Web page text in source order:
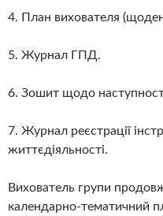
4. План вихователя
5. Журнал ГПД.
6. Зошит щодо
7. Журнал реєстрації
життєдіяльності.
Вихователь групи
календарно-тематичний